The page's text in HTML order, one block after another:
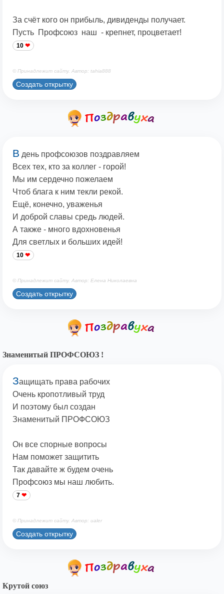
За счёт кого он прибыль, дивиденды получает.
Пусть Профсоюз наш - крепнет, процветает!
10
© Принадлежит сайту. Автор: tahia888
Создать открытку
В день профсоюзов поздравляем
Всех тех, кто за коллег - горой!
Мы им сердечно пожелаем
Чтоб блага к ним текли рекой.
Ещё, конечно, уваженья
И доброй славы средь людей.
А также - много вдохновенья
Для светлых и больших идей!
10
© Принадлежит сайту. Автор: Елена Николаевна
Создать открытку
Знаменитый ПРОФСОЮЗ !
Защищать права рабочих
Очень кропотливый труд
И поэтому был создан
Знаменитый ПРОФСОЮЗ
Он все спорные вопросы
Нам поможет защитить
Так давайте ж будем очень
Профсоюз мы наш любить.
7
© Принадлежит сайту. Автор: ualer
Создать открытку
Крутой союз